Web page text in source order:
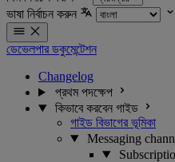
ভাষা নির্বাচন করুন
ডেভেলপার ডকুমেন্টেশন
Changelog
প্রথম পদক্ষেপ
কিভাবে করবেন গাইড
গাইড বিভাগের ভূমিকা
Messaging